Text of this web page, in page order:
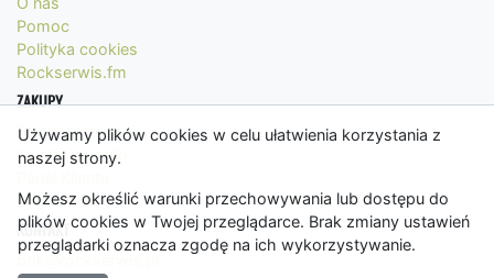
Używamy plików cookies w celu ułatwienia korzystania z
naszej strony.
Możesz określić warunki przechowywania lub dostępu do
plików cookies w Twojej przeglądarce. Brak zmiany ustawień
przeglądarki oznacza zgodę na ich wykorzystywanie.
Pomoc
Polityka cookies
Rockserwis.fm
ZAKUPY
Formy płatności
Koszty wysyłki
Regulamin
KONTAKT
bok@rockserwis.pl